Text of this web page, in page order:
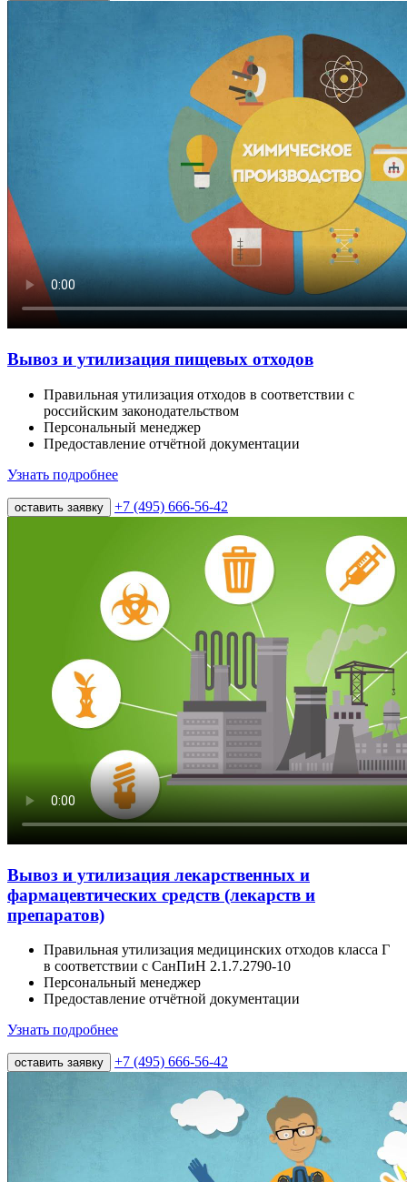
Вывоз и утилизация пищевых отходов
Правильная утилизация отходов в соответствии с
российским законодательством
Персональный менеджер
Предоставление отчётной документации
Узнать подробнее
оставить заявку +7 (495) 666-56-42
Вывоз и утилизация лекарственных и
фармацевтических средств (лекарств и
препаратов)
Правильная утилизация медицинских отходов класса Г
в соответствии с СанПиН 2.1.7.2790-10
Персональный менеджер
Предоставление отчётной документации
Узнать подробнее
оставить заявку +7 (495) 666-56-42